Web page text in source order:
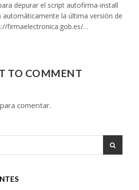
depurar el script autofirma-install
automáticamente la última versión de
firmaelectronica.gob.es/…
TO COMMENT
comentar.